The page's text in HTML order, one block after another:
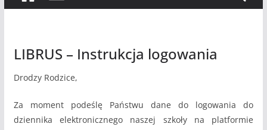
LIBRUS – Instrukcja logowania
Drodzy Rodzice,
Za moment podeślę Państwu dane do logowania do
dziennika elektronicznego naszej szkoły na platformie